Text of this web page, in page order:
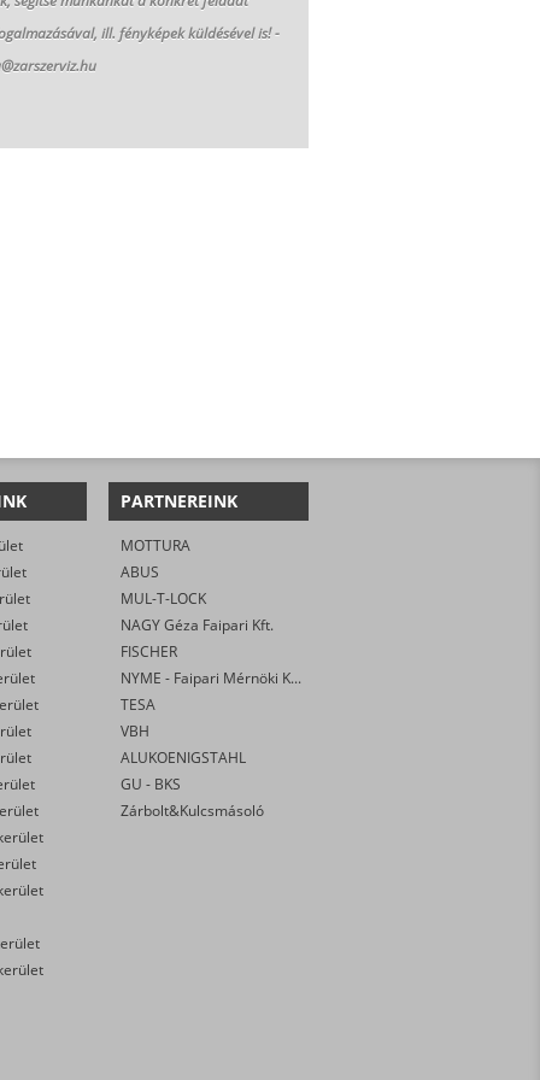
ill. fényképek küldésével is! -
PARTNEREINK
MOTTURA
ABUS
MUL-T-LOCK
NAGY Géza Faipari Kft.
FISCHER
NYME - Faipari Mérnöki Kar
TESA
VBH
ALUKOENIGSTAHL
GU - BKS
Zárbolt&Kulcsmásoló